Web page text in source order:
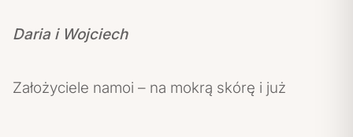
Daria i Wojciech
Założyciele namoi – na mokrą skórę i już